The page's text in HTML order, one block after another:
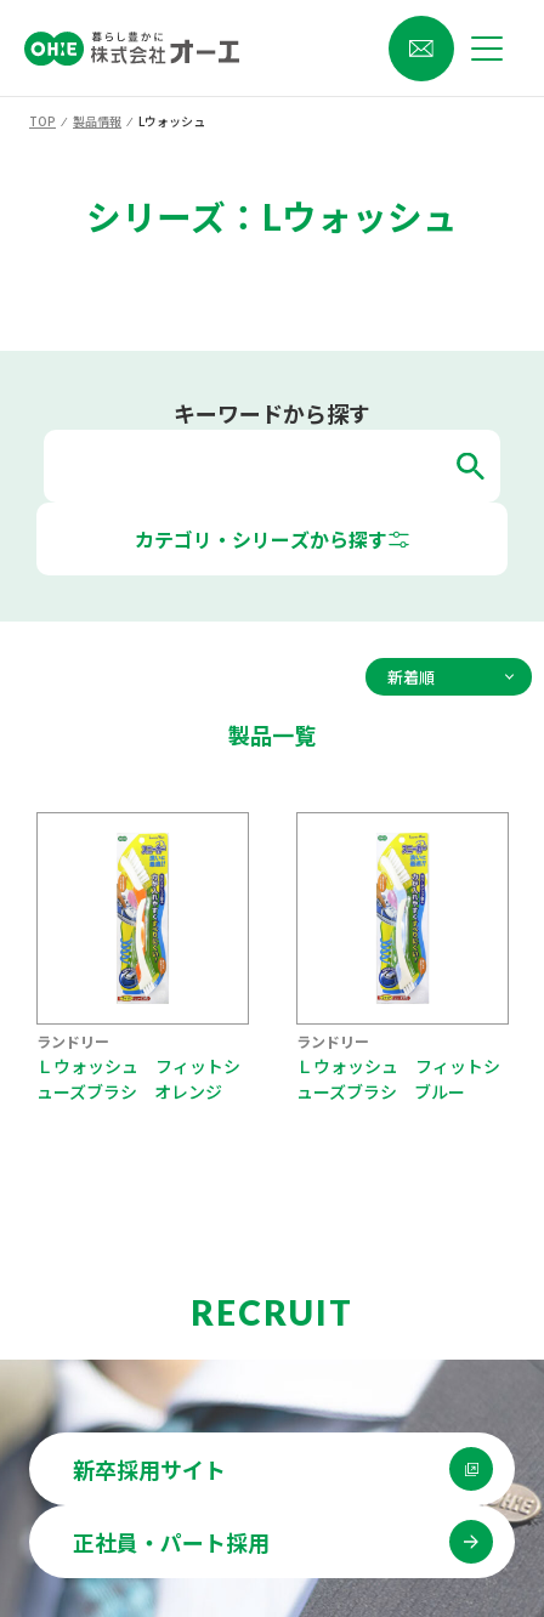
TOP ⁄ 製品情報 ⁄ Lウォッシュ
シリーズ：Lウォッシュ
キーワードから探す
カテゴリ・シリーズから探す
製品一覧
ランドリー
Ｌウォッシュ フィットシ
ューズブラシ オレンジ
ランドリー
Ｌウォッシュ フィットシ
ューズブラシ ブルー
RECRUIT
新卒採用サイト
正社員・パート採用